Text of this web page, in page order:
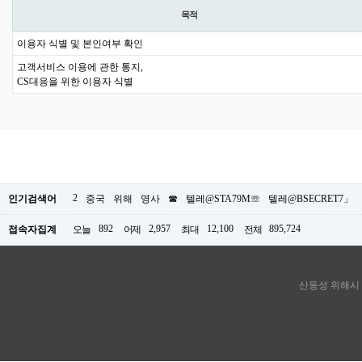
목적
이용자 식별 및 본인여부 확인
고객서비스 이용에 관한 통지,
CS대응을 위한 이용자 식별
인기검색어 2 중국 위해 영사 ☎ 텔레@STA79M☏ 텔레@BSECRET7」
접속자집계 오늘 892 어제 2,957 최대 12,100 전체 895,724
산동성 위해